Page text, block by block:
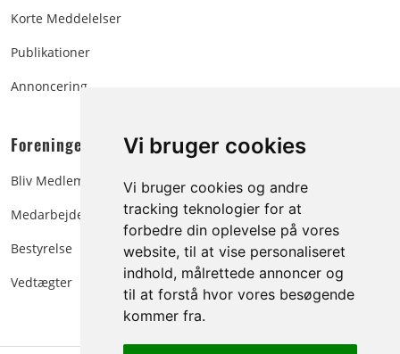
Vi bruger cookies
Vi bruger cookies og andre
tracking teknologier for at
forbedre din oplevelse på vores
website, til at vise personaliseret
indhold, målrettede annoncer og
til at forstå hvor vores besøgende
kommer fra.
Korte Meddelelser
Publikationer
Annoncering
Foreningen:
Bliv Medlem
Medarbejdere
Bestyrelse
Vedtægter